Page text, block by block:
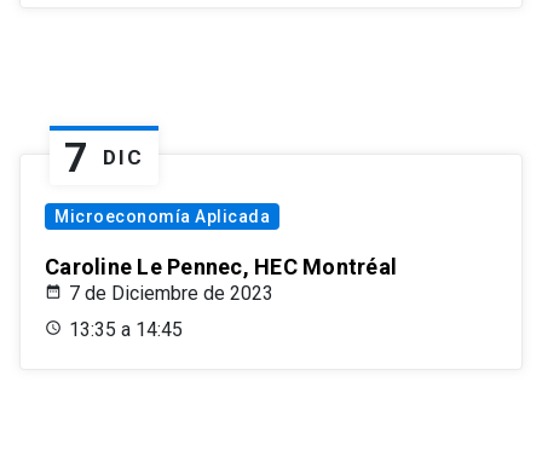
7 DIC
Microeconomía Aplicada
Caroline Le Pennec, HEC Montréal
7 de Diciembre de 2023
13:35 a 14:45